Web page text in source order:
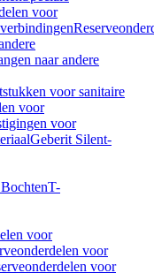
voor
naar andere
voor sanitaire
voor
voor
Geberit Silent-
T-
voor
voor
voor